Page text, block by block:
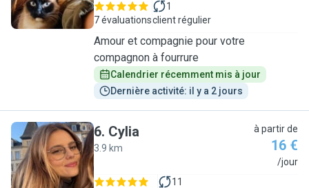
7 évaluations
1
client régulier
Amour et compagnie pour votre
compagnon à fourrure
Calendrier récemment mis à jour
Dernière activité: il y a 2 jours
C
6. Cylia
3.9 km
à partir de
16 €
/jour
11